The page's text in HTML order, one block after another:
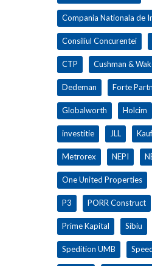
Compania Nationala de
Consiliul Concurentei
CTP Cushman &
Dedeman Forte
Globalworth Holcim
investitie JLL
Metrorex NEPI
One United Properties
P3 PORR Construct
Prime Kapital Sibiu
Spedition UMB